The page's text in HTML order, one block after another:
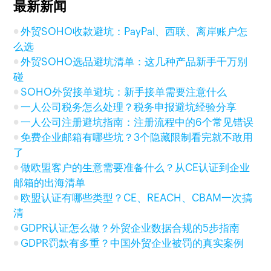
最新新闻
外贸SOHO收款避坑：PayPal、西联、离岸账户怎
么选
外贸SOHO选品避坑清单：这几种产品新手千万别
碰
SOHO外贸接单避坑：新手接单需要注意什么
一人公司税务怎么处理？税务申报避坑经验分享
一人公司注册避坑指南：注册流程中的6个常见错误
免费企业邮箱有哪些坑？3个隐藏限制看完就不敢用
了
做欧盟客户的生意需要准备什么？从CE认证到企业
邮箱的出海清单
欧盟认证有哪些类型？CE、REACH、CBAM一次搞
清
GDPR认证怎么做？外贸企业数据合规的5步指南
GDPR罚款有多重？中国外贸企业被罚的真实案例